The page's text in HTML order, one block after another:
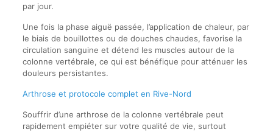
par jour.
Une fois la phase aiguë passée, l’application de chaleur, par
le biais de bouillottes ou de douches chaudes, favorise la
circulation sanguine et détend les muscles autour de la
colonne vertébrale, ce qui est bénéfique pour atténuer les
douleurs persistantes.
Arthrose et protocole complet en Rive-Nord
Souffrir d’une arthrose de la colonne vertébrale peut
rapidement empiéter sur votre qualité de vie, surtout